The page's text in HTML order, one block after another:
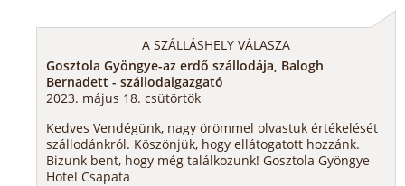
A SZÁLLÁSHELY VÁLASZA
Gosztola Gyöngye-az erdő szállodája, Balogh
Bernadett - szállodaigazgató
2023. május 18. csütörtök
Kedves Vendégünk, nagy örömmel olvastuk értékelését
szállodánkról. Köszönjük, hogy ellátogatott hozzánk.
Bizunk bent, hogy még találkozunk! Gosztola Gyöngye
Hotel Csapata